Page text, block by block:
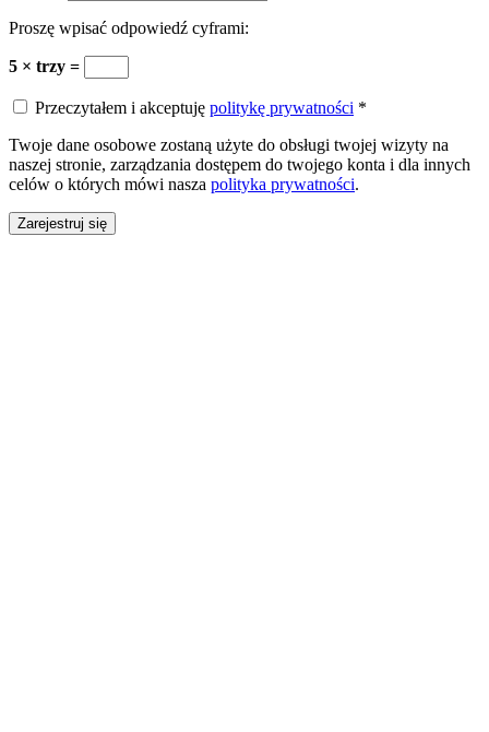
Proszę wpisać odpowiedź cyframi:
5 × trzy =
Przeczytałem i akceptuję politykę prywatności *
Twoje dane osobowe zostaną użyte do obsługi twojej wizyty na
naszej stronie, zarządzania dostępem do twojego konta i dla innych
celów o których mówi nasza polityka prywatności.
Zarejestruj się